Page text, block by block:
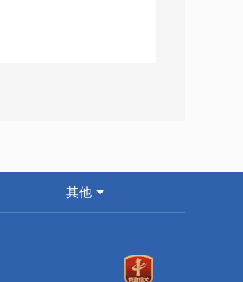
其他